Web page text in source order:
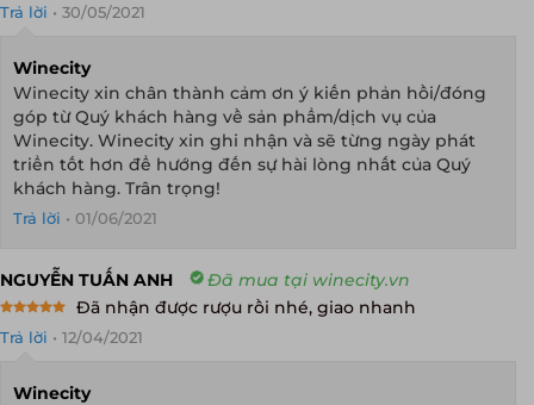
out of 5
Trả lời • 30/05/2021
Winecity
Winecity xin chân thành cảm ơn ý kiến phản hồi/đóng
góp từ Quý khách hàng về sản phẩm/dịch vụ của
Winecity. Winecity xin ghi nhận và sẽ từng ngày phát
triển tốt hơn để hướng đến sự hài lòng nhất của Quý
khách hàng. Trân trọng!
Trả lời • 01/06/2021
NGUYỄN TUẤN ANH Đã mua tại winecity.vn
out of 5
Đã nhận được rượu rồi nhé, giao nhanh
Trả lời • 12/04/2021
Winecity